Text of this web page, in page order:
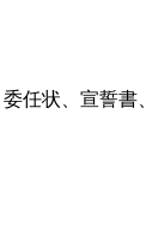
任状、宣誓